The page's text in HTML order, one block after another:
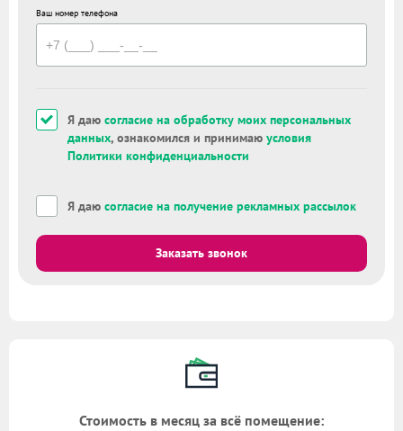
Ваш номер телефона
Я даю согласие на обработку моих персональных
данных, ознакомился и принимаю условия
Политики конфиденциальности
Я даю согласие на получение рекламных рассылок
Заказать звонок
Стоимость в месяц за всё помещение: